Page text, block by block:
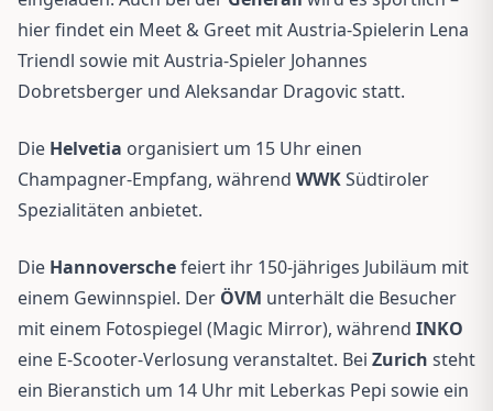
hier findet ein Meet & Greet mit Austria-Spielerin Lena
Triendl sowie mit Austria-Spieler Johannes
Dobretsberger und Aleksandar Dragovic statt.
Die Helvetia organisiert um 15 Uhr einen
Champagner-Empfang, während WWKSüdtiroler
Spezialitäten anbietet.
Die Hannoverschefeiert ihr 150-jähriges Jubiläum mit
einem Gewinnspiel. Der ÖVM unterhält die Besucher
mit einem Fotospiegel (Magic Mirror), während INKO
eine E-Scooter-Verlosung veranstaltet. Bei Zurich steht
ein Bieranstich um 14 Uhr mit Leberkas Pepi sowie ein